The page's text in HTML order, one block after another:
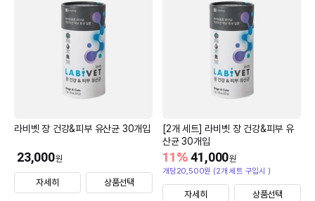
라비벳 장 건강&피부 유산균 30개입
23,000원
자세히 상품선택
[2개 세트] 라비벳 장 건강&피부 유
산균 30개입
41,000원
11%
개당20,500원 (2개 세트 구입시 )
자세히 상품선택